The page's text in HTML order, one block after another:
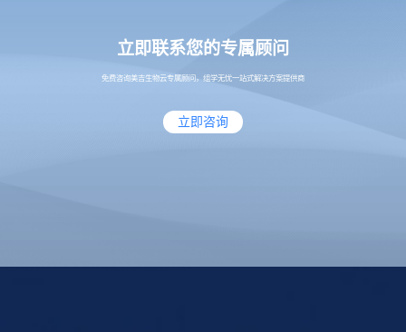
立即联系您的专属顾问
免费咨询美吉生物云专属顾问，组学无忧一站式解决方案提供商
立即咨询